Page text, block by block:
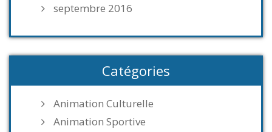
septembre 2016
Catégories
Animation Culturelle
Animation Sportive